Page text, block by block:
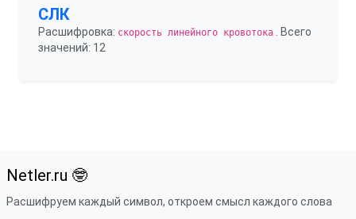
СЛК
Расшифровка: скорость линейного кровотока . Всего
значений: 12
Netler.ru 🤓
Расшифруем каждый символ, откроем смысл каждого слова